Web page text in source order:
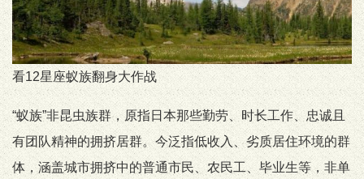
看12星座蚁族翻身大作战
“蚁族”非昆虫族群，原指日本那些勤劳、时长工作、忠诚且
有团队精神的拥挤居群。今泛指低收入、劣质居住环境的群
体，涵盖城市拥挤中的普通市民、农民工、毕业生等，非单